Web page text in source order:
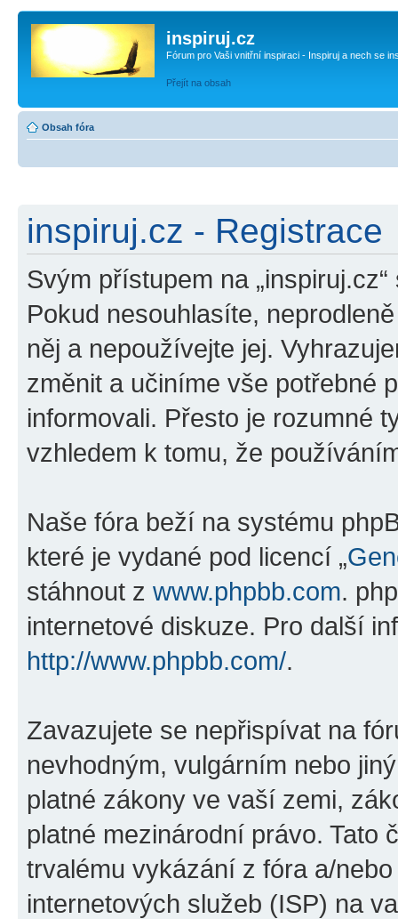
inspiruj.cz
Fórum pro Vaši vnitřní inspiraci - Inspiruj a nech se
Přejít na obsah
Obsah fóra
inspiruj.cz - Registrace
Svým přístupem na
Pokud nesouhlasíte,
něj a nepoužívejte jej.
změnit a učiníme vše potřebné
informovali. Přesto je rozumné
vzhledem k tomu, že
Naše fóra beží na systému
které je vydané pod licencí „
stáhnout z www.phpbb.com.
internetové diskuze. Pro další
http://www.phpbb.com/.
Zavazujete se nepřispívat na
nevhodným, vulgárním nebo
platné zákony ve vaší zemi,
platné mezinárodní právo. Tato
trvalému vykázání z fóra a/
internetových služeb (ISP) na